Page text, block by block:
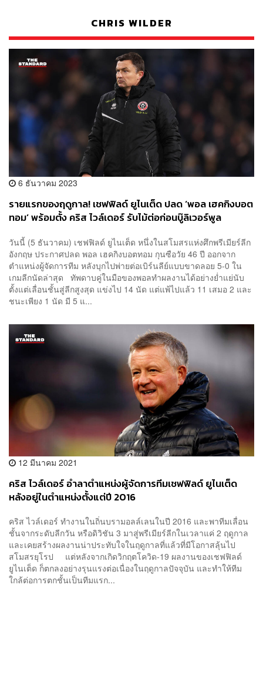
CHRIS WILDER
6 ธันวาคม 2023
รายแรกของฤดูกาล! เชฟฟิลด์ ยูไนเต็ด ปลด ‘พอล เฮคกิงบอต
ทอม’ พร้อมตั้ง คริส ไวล์เดอร์ รับไม้ต่อก่อนบู๊ลิเวอร์พูล
วันนี้ (5 ธันวาคม) เชฟฟิลด์ ยูไนเต็ด หนึ่งในสโมสรแห่งศึกพรีเมียร์ลีก
อังกฤษ ประกาศปลด พอล เฮคกิงบอตทอม กุนซือวัย 46 ปี ออกจาก
ตำแหน่งผู้จัดการทีม หลังบุกไปพ่ายต่อเบิร์นลีย์แบบขาดลอย 5-0 ใน
เกมลีกนัดล่าสุด ทัพดาบคู่ในมือของพอลทำผลงานได้อย่างย่ำแย่นับ
ตั้งแต่เลื่อนชั้นสู่ลีกสูงสุด แข่งไป 14 นัด แต่แพ้ไปแล้ว 11 เสมอ 2 และ
ชนะเพียง 1 นัด มี 5 แ...
12 มีนาคม 2021
คริส ไวล์เดอร์ อำลาตำแหน่งผู้จัดการทีมเชฟฟิลด์ ยูไนเต็ด
หลังอยู่ในตำแหน่งตั้งแต่ปี 2016
คริส ไวล์เดอร์ ทำงานในถิ่นบรามอลล์เลนในปี 2016 และพาทีมเลื่อน
ชั้นจากระดับลีกวัน หรือดิวิชัน 3 มาสู่พรีเมียร์ลีกในเวลาแค่ 2 ฤดูกาล
และเคยสร้างผลงานน่าประทับใจในฤดูกาลที่แล้วที่มีโอกาสลุ้นไป
สโมสรยุโรป แต่หลังจากเกิดวิกฤตโควิด-19 ผลงานของเชฟฟิลด์
ยูไนเต็ด ก็ตกลงอย่างรุนแรงต่อเนื่องในฤดูกาลปัจจุบัน และทำให้ทีม
ใกล้ต่อการตกชั้นเป็นทีมแรก...